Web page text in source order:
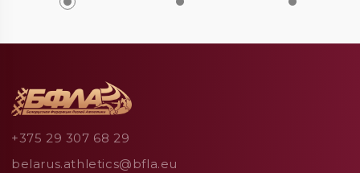
+375 29 307 68 29
belarus.athletics@bfla.eu